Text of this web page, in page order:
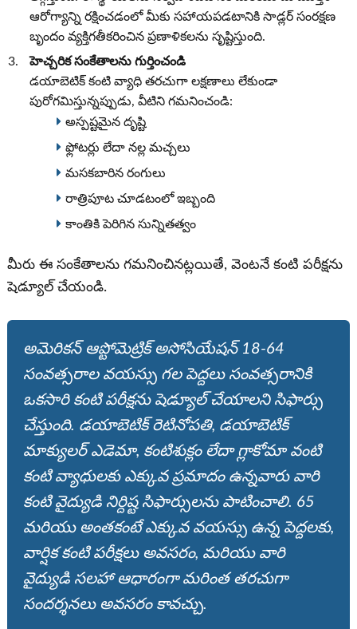
ఆరోగ్యాన్ని రక్షించడంలో మీకు సహాయపడటానికి సాడ్లర్ సంరక్షణ
బృందం వ్యక్తిగతీకరించిన ప్రణాళికలను సృష్టిస్తుంది.
హెచ్చరిక సంకేతాలను గుర్తించండి
డయాబెటిక్ కంటి వ్యాధి తరచుగా లక్షణాలు లేకుండా
పురోగమిస్తున్నప్పుడు, వీటిని గమనించండి:
అస్పష్టమైన దృష్టి
ఫ్లోటర్లు లేదా నల్ల మచ్చలు
మసకబారిన రంగులు
రాత్రిపూట చూడటంలో ఇబ్బంది
కాంతికి పెరిగిన సున్నితత్వం
మీరు ఈ సంకేతాలను గమనించినట్లయితే, వెంటనే కంటి పరీక్షను
షెడ్యూల్ చేయండి.
అమెరికన్ ఆప్టోమెట్రిక్ అసోసియేషన్ 18-64
సంవత్సరాల వయస్సు గల పెద్దలు సంవత్సరానికి
ఒకసారి కంటి పరీక్షను షెడ్యూల్ చేయాలని సిఫార్సు
చేస్తుంది. డయాబెటిక్ రెటినోపతి, డయాబెటిక్
మాక్యులర్ ఎడెమా, కంటిశుక్లం లేదా గ్లాకోమా వంటి
కంటి వ్యాధులకు ఎక్కువ ప్రమాదం ఉన్నవారు వారి
కంటి వైద్యుడి నిర్దిష్ట సిఫార్సులను పాటించాలి. 65
మరియు అంతకంటే ఎక్కువ వయస్సు ఉన్న పెద్దలకు,
వార్షిక కంటి పరీక్షలు అవసరం, మరియు వారి
వైద్యుడి సలహా ఆధారంగా మరింత తరచుగా
సందర్శనలు అవసరం కావచ్చు.